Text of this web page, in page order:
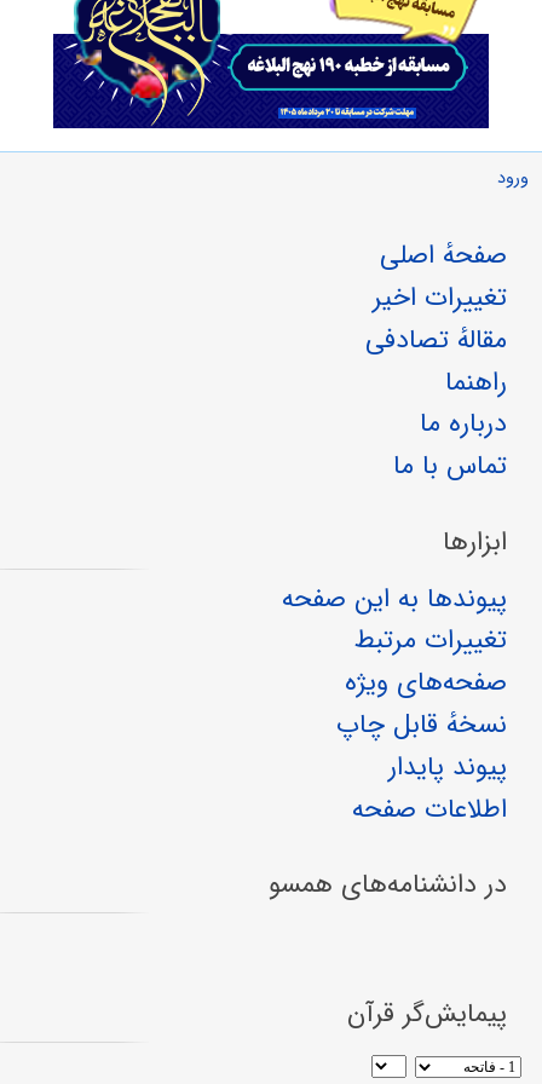
ورود
صفحهٔ اصلی
تغییرات اخیر
مقالهٔ تصادفی
راهنما
درباره ما
تماس با ما
ابزارها
پیوندها به این صفحه
تغییرات مرتبط
صفحه‌های ویژه
نسخهٔ قابل چاپ
پیوند پایدار
اطلاعات صفحه
در دانشنامه‌های همسو
پیمایش‌گر قرآن